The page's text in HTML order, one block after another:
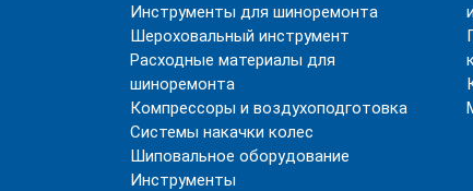
Инструменты для шиноремонта
Шероховальный инструмент
Расходные материалы для
шиноремонта
Компрессоры и воздухоподготовка
Системы накачки колес
Шиповальное оборудование
Инструменты